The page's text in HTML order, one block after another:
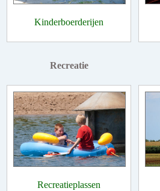
Kinderboerderijen
Recreatie
Recreatieplassen